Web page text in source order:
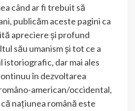
când ar fi trebuit să
publicăm aceste pagini ca
apreciere și profund
său umanism și tot ce a
istoriografic, dar mai ales
în dezvoltarea
american/occidental,
națiunea română este